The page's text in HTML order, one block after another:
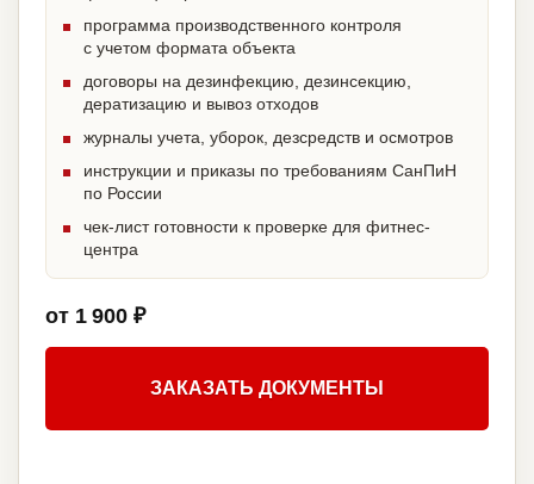
программа производственного контроля
с учетом формата объекта
договоры на дезинфекцию, дезинсекцию,
дератизацию и вывоз отходов
журналы учета, уборок, дезсредств и осмотров
инструкции и приказы по требованиям СанПиН
по России
чек-лист готовности к проверке для фитнес-
центра
от 1 900 ₽
ЗАКАЗАТЬ ДОКУМЕНТЫ